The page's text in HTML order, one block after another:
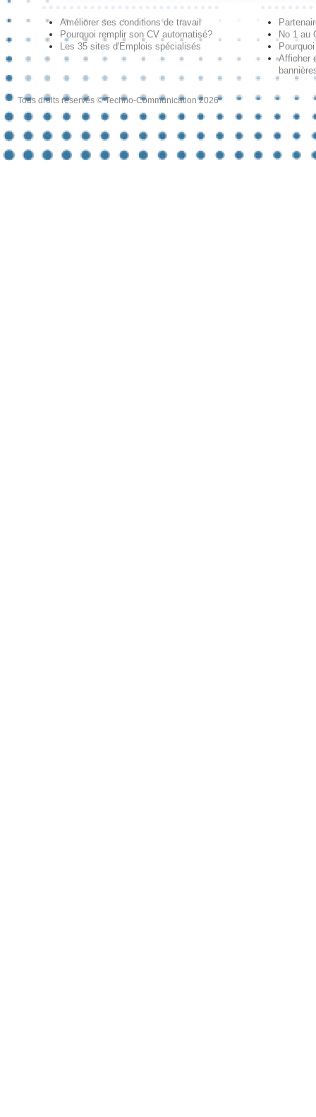
Améliorer ses conditions de travail
Pourquoi remplir son CV automatisé?
Les 35 sites d'Emplois spécialisés
No 1 au
Afficher
Tous droits réservés © Techno-Communication 2026